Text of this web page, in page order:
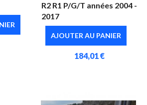
R2 R1 P/G/T années 2004 -
2017
AJOUTER AU PANIER
184,01 €